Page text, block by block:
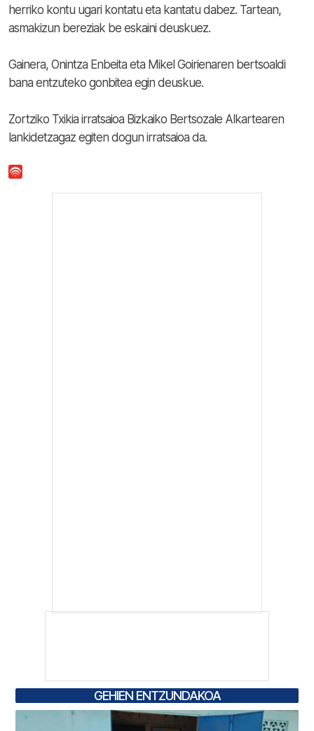
herriko kontu ugari kontatu eta kantatu dabez. Tartean,
asmakizun bereziak be eskaini deuskuez.
Gainera, Onintza Enbeita eta Mikel Goirienaren bertsoaldi
bana entzuteko gonbitea egin deuskue.
Zortziko Txikia irratsaioa Bizkaiko Bertsozale Alkartearen
lankidetzagaz egiten dogun irratsaioa da.
GEHIEN ENTZUNDAKOA